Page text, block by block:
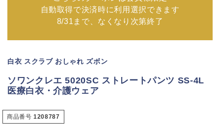
自動取得で決済時に利用選択できます
8/31まで、なくなり次第終了
白衣 スクラブ おしゃれ ズボン
ソワンクレエ 5020SC ストレートパンツ SS-4L
医療白衣・介護ウェア
商品番号 1208787